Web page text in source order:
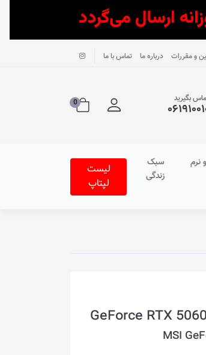
و مقررات درباره ما تماس با ما
بگیرید 0
نرم
سبک
زندگی
لیست
لپتاپ
MSI